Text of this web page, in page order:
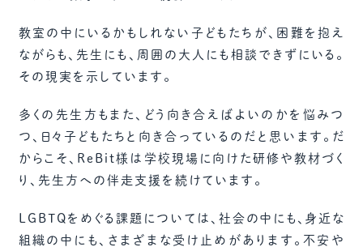
教室の中にいるかもしれない子どもたちが、困難を抱え
ながらも、先生にも、周囲の大人にも相談できずにいる。
その現実を示しています。
多くの先生方もまた、どう向き合えばよいのかを悩みつ
つ、日々子どもたちと向き合っているのだと思います。だ
からこそ、ReBit様は学校現場に向けた研修や教材づく
り、先生方への伴走支援を続けています。
LGBTQをめぐる課題については、社会の中にも、身近な
組織の中にも、さまざまな受け止めがあります。不安や